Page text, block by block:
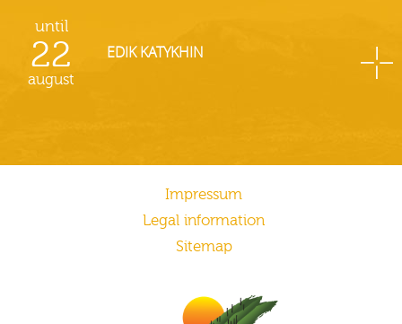
until
22
august
EDIK KATYKHIN
Impressum
Legal information
Sitemap